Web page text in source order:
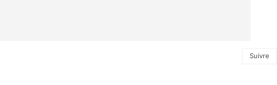
Suivre